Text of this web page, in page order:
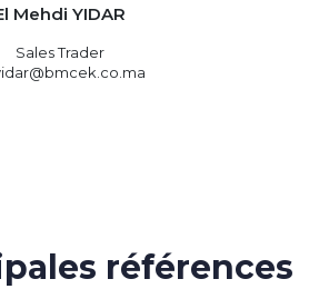
Mehdi YIDAR
Sales Trader
références